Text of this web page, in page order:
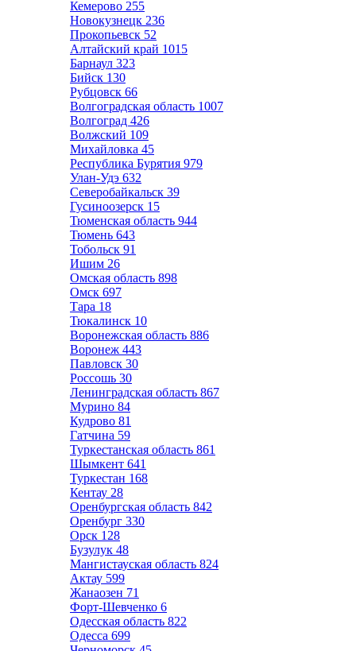
Кемерово 255
Новокузнецк 236
Прокопьевск 52
Алтайский край 1015
Барнаул 323
Бийск 130
Рубцовск 66
Волгоградская область 1007
Волгоград 426
Волжский 109
Михайловка 45
Республика Бурятия 979
Улан-Удэ 632
Северобайкальск 39
Гусиноозерск 15
Тюменская область 944
Тюмень 643
Тобольск 91
Ишим 26
Омская область 898
Омск 697
Тара 18
Тюкалинск 10
Воронежская область 886
Воронеж 443
Павловск 30
Россошь 30
Ленинградская область 867
Мурино 84
Кудрово 81
Гатчина 59
Туркестанская область 861
Шымкент 641
Туркестан 168
Кентау 28
Оренбургская область 842
Оренбург 330
Орск 128
Бузулук 48
Мангистауская область 824
Актау 599
Жанаозен 71
Форт-Шевченко 6
Одесская область 822
Одесса 699